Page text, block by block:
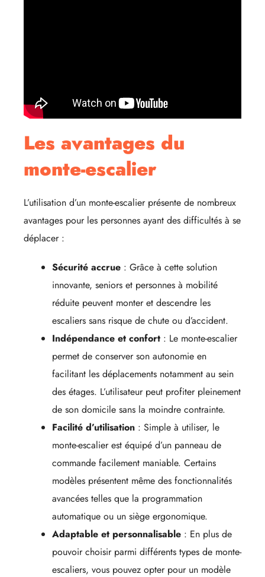
Les avantages du
monte-escalier
L’utilisation d’un monte-escalier présente de nombreux
avantages pour les personnes ayant des difficultés à se
déplacer :
Sécurité accrue : Grâce à cette solution
innovante, seniors et personnes à mobilité
réduite peuvent monter et descendre les
escaliers sans risque de chute ou d’accident.
Indépendance et confort : Le monte-escalier
permet de conserver son autonomie en
facilitant les déplacements notamment au sein
des étages. L’utilisateur peut profiter pleinement
de son domicile sans la moindre contrainte.
Facilité d’utilisation : Simple à utiliser, le
monte-escalier est équipé d’un panneau de
commande facilement maniable. Certains
modèles présentent même des fonctionnalités
avancées telles que la programmation
automatique ou un siège ergonomique.
Adaptable et personnalisable : En plus de
pouvoir choisir parmi différents types de monte-
escaliers, vous pouvez opter pour un modèle